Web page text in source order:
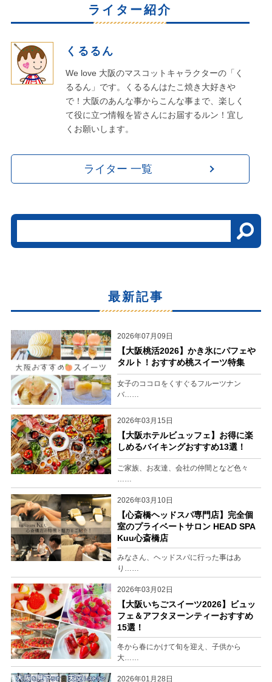
ライター紹介
くるるん
We love 大阪のマスコットキャラクターの「く
るるん」です。くるるんはたこ焼き大好きや
で！大阪のあんな事からこんな事まで、楽しく
て役に立つ情報を皆さんにお届するルン！宜し
くお願いします。
ライター 一覧
最新記事
2026年07月09日
【大阪桃活2026】かき氷にパフェや
タルト！おすすめ桃スイーツ特集
女子のココロをくすぐるフルーツナン
バ……
2026年03月15日
【大阪ホテルビュッフェ】お得に楽
しめるバイキングおすすめ13選！
ご家族、お友達、会社の仲間となど色々
……
2026年03月10日
【心斎橋ヘッドスパ専門店】完全個
室のプライベートサロン HEAD SPA
Kuu心斎橋店
みなさん、ヘッドスパに行った事はあ
り……
2026年03月02日
【大阪いちごスイーツ2026】ビュッ
フェ＆アフタヌーンティーおすすめ
15選！
冬から春にかけて旬を迎え、子供から
大……
2026年01月28日